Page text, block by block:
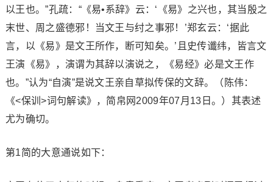
以王也。”孔疏：“《易•系辞》云：‘《易》之兴也，其当殷之
末世、周之盛德邪！当文王与纣之事邪！’郑玄云：‘据此
言，以《易》是文王所作，断可知矣。’且史传谶纬，皆言文
王演《易》，演谓为其辞以演说之，《易经》必是文王作
也。”认为“自演”是说文王亲自草拟传保的文辞。（陈伟：
《<保训>词句解读》，简帛网2009年07月13日。）其表述
尤为确切。
第1简的大意通说如下：